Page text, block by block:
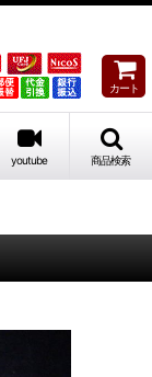
カート
youtube 商品検索